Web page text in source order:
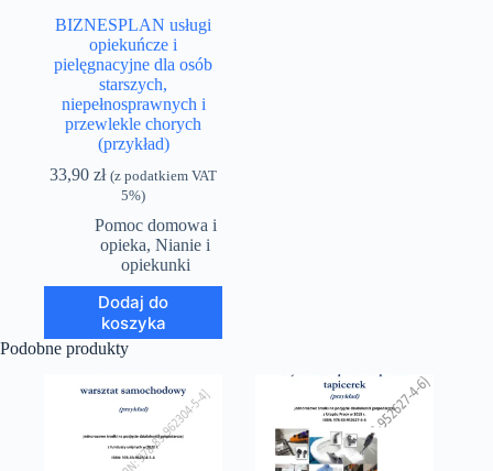
BIZNESPLAN usługi
opiekuńcze i
pielęgnacyjne dla osób
starszych,
niepełnosprawnych i
przewlekle chorych
(przykład)
33,90zł (z podatkiem VAT
5%)
Pomoc domowa i
opieka,Nianie i
opiekunki
Dodaj do
koszyka
Podobne produkty